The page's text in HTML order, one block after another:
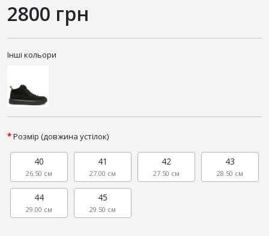
2800 грн
Інші кольори
Розмір (довжина устілок)
40
26.50 см
41
27.00 см
42
27.50 см
43
28.50 см
44
29.00 см
45
29.50 см